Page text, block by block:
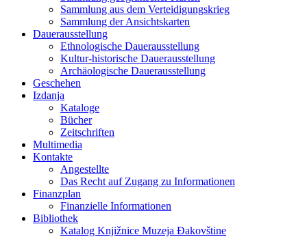
Sammlung aus dem Verteidigungskrieg
Sammlung der Ansichtskarten
Dauerausstellung
Ethnologische Dauerausstellung
Kultur-historische Dauerausstellung
Archäologische Dauerausstellung
Geschehen
Izdanja
Kataloge
Bücher
Zeitschriften
Multimedia
Kontakte
Angestellte
Das Recht auf Zugang zu Informationen
Finanzplan
Finanzielle Informationen
Bibliothek
Katalog Knjižnice Muzeja Đakovštine